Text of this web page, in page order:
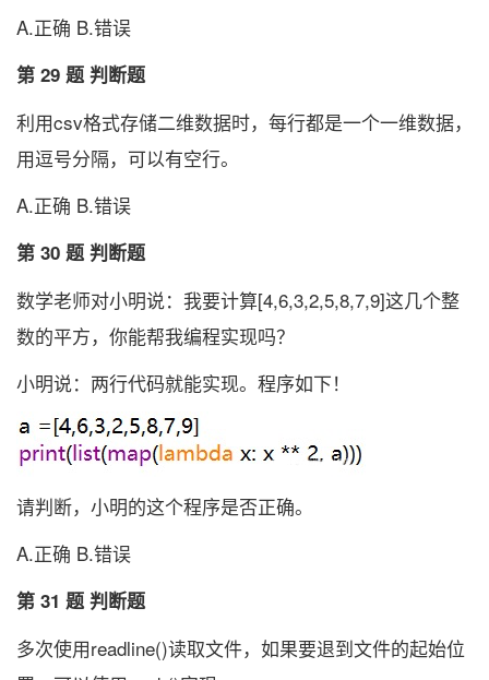
A.正确 B.错误
第 29 题 判断题
利用csv格式存储二维数据时，每行都是一个一维数据，
用逗号分隔，可以有空行。
A.正确 B.错误
第 30 题 判断题
数学老师对小明说：我要计算[4,6,3,2,5,8,7,9]这几个整
数的平方，你能帮我编程实现吗？
小明说：两行代码就能实现。程序如下！
请判断，小明的这个程序是否正确。
A.正确 B.错误
第 31 题 判断题
多次使用readline()读取文件，如果要退到文件的起始位